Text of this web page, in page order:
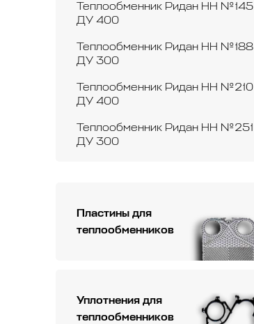
Теплообменник Ридан НН №145
ДУ 400
Теплообменник Ридан НН №188
ДУ 300
Теплообменник Ридан НН №210
ДУ 400
Теплообменник Ридан НН №251
ДУ 300
Пластины для
теплообменников
Уплотнения для
теплообменников